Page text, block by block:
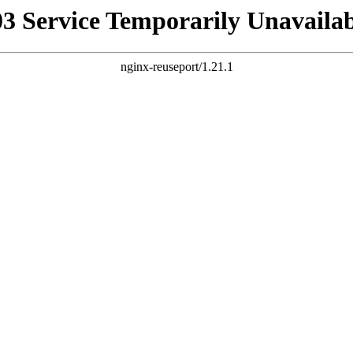
Service Temporarily
nginx-reuseport/1.21.1